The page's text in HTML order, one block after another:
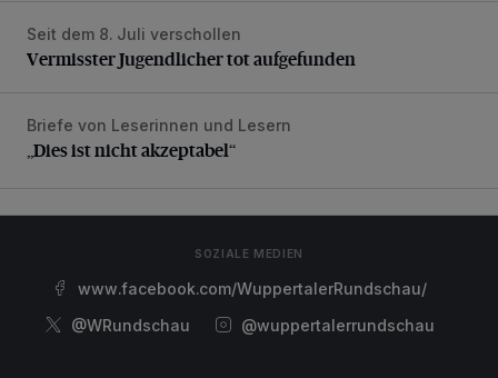
Vermisster Jugendlicher tot aufgefunden
Seit dem 8. Juli verschollen
Vermisster Jugendlicher tot aufgefunden
„Dies ist nicht akzeptabel“
Briefe von Leserinnen und Lesern
„Dies ist nicht akzeptabel“
SOZIALE MEDIEN
www.facebook.com/WuppertalerRundschau/
@WRundschau
@wuppertalerrundschau